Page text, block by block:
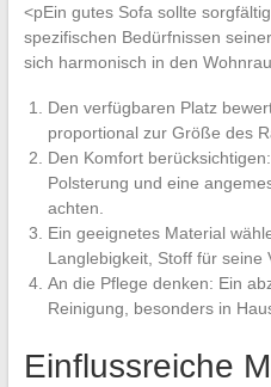
<pEin gutes Sofa sollte
spezifischen Bedürfnissen
sich harmonisch in den
Den verfügbaren Platz
proportional zur Größe des
Den Komfort
Polsterung und eine
achten.
Ein geeignetes Material
Langlebigkeit, Stoff für seine
An die Pflege denken: Ein
Reinigung, besonders in
Einflussreiche